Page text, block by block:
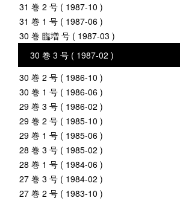
31 巻 2 号 ( 1987-10 )
31 巻 1 号 ( 1987-06 )
30 巻 臨増 号 ( 1987-03 )
30 巻 3 号 ( 1987-02 )
30 巻 2 号 ( 1986-10 )
30 巻 1 号 ( 1986-06 )
29 巻 3 号 ( 1986-02 )
29 巻 2 号 ( 1985-10 )
29 巻 1 号 ( 1985-06 )
28 巻 3 号 ( 1985-02 )
28 巻 1 号 ( 1984-06 )
27 巻 3 号 ( 1984-02 )
27 巻 2 号 ( 1983-10 )